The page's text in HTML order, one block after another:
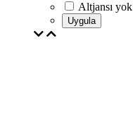
Altjansı yok
Uygula